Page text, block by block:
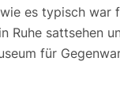
es typisch war
Ruhe sattsehen
für